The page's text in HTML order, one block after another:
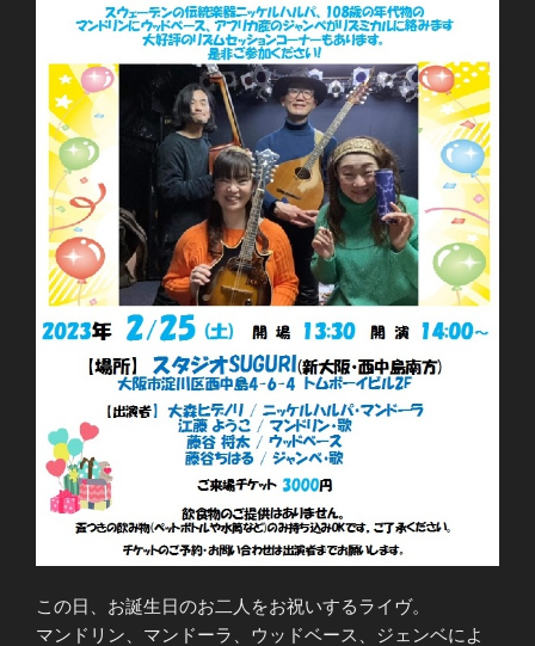
この日、お誕生日のお二人をお祝いするライヴ。
マンドリン、マンドーラ、ウッドベース、ジェンベによ